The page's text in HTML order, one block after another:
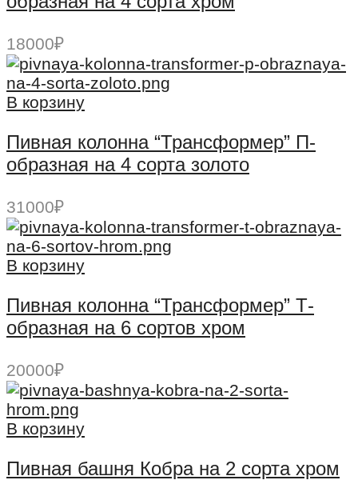
18000₽
В корзину
Пивная колонна “Трансформер” П-
образная на 4 сорта золото
31000₽
В корзину
Пивная колонна “Трансформер” Т-
образная на 6 сортов хром
20000₽
В корзину
Пивная башня Кобра на 2 сорта хром